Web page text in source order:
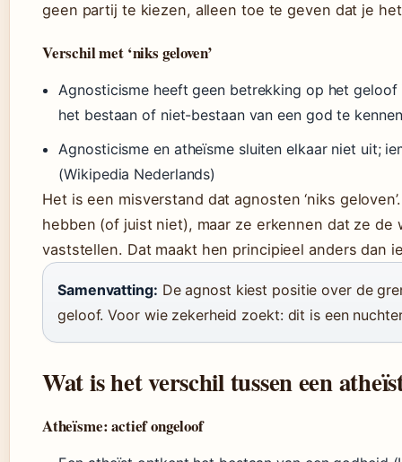
geen partij te kiezen, alleen toe te geven dat je
Verschil met ‘niks geloven’
Agnosticisme heeft geen betrekking op het
het bestaan of niet-bestaan van een god te
Agnosticisme en atheïsme sluiten elkaar niet uit;
(Wikipedia Nederlands)
Het is een misverstand dat agnosten ‘niks
hebben (of juist niet), maar ze erkennen dat ze
vaststellen. Dat maakt hen principieel anders dan
Samenvatting: De agnost kiest positie over de
geloof. Voor wie zekerheid zoekt: dit is een
Wat is het verschil tussen een
Atheïsme: actief ongeloof